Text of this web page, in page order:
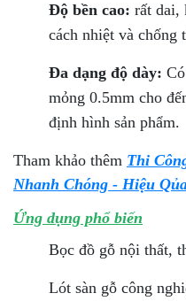
Độ bền cao: rất dai,
cách nhiệt và chống
Đa dạng độ dày:
mỏng 0.5mm cho
định hình sản phẩm.
Tham khảo thêm Thi
Nhanh Chóng - Hiệu
Ứng dụng phổ biến
Bọc đồ gỗ nội thất,
Lót sàn gỗ công